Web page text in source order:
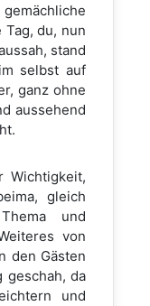
du, nun
stand
selbst auf
ganz ohne
aussehend
Wichtigkeit,
gleich
und
von
den Gästen
geschah, da
und